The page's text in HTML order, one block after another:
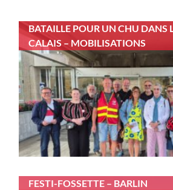
BATAILLE POUR UN CHU DANS
CALAIS – MOBILISATIONS
FESTI-FOSSETTE – BARLIN